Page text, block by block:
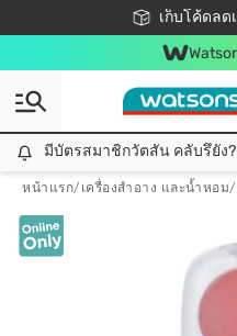
เก็บโค้ดลด
ชอปออนไลน์ครั้ง
📦ส่งฟ
สมาชิกวั
มีบัตรสมาชิกวัตสัน คลับรึยัง
หน้าแรก/ เครื่องสำอาง และน้ำหอม/